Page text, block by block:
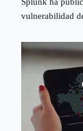
vulnerabilidad